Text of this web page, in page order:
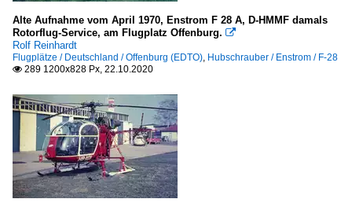
Germany
Air Force
Alte Aufnahme vom April 1970, Enstrom F 28 A, D-HMMF damals
Rotorflug-Service, am Flugplatz Offenburg. 
Rolf Reinhardt
Flugplätze / Deutschland / Offenburg (EDTO), Hubschrauber / Enstrom / F-28
 289 1200x828 Px, 22.10.2020